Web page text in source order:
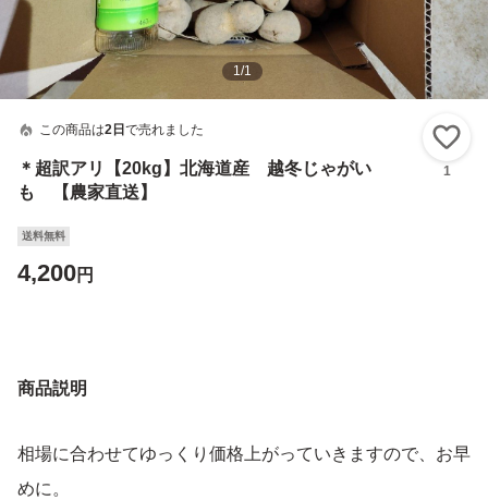
1/1
この商品は2日 で売れました
＊超訳アリ【20kg】北海道産 越冬じゃがい
も 【農家直送】
1
送料無料
4,200円
商品説明
相場に合わせてゆっくり価格上がっていきますので、お早
めに。